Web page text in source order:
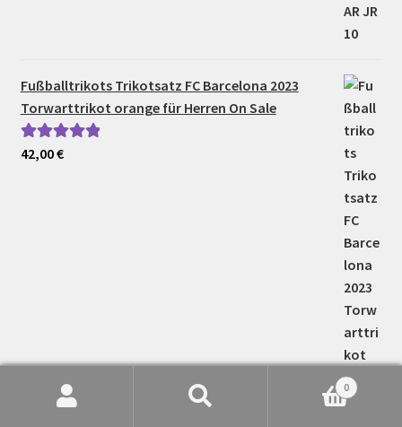
Fußballtrikots Trikotsatz FC Barcelona 2023
Torwarttrikot orange für Herren On Sale
Bewertet mit
42,00€
0